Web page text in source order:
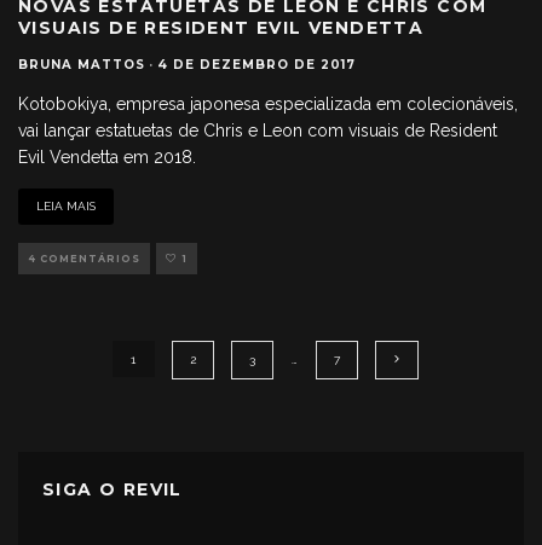
NOVAS ESTATUETAS DE LEON E CHRIS COM
VISUAIS DE RESIDENT EVIL VENDETTA
BRUNA MATTOS · 4 DE DEZEMBRO DE 2017
Kotobokiya, empresa japonesa especializada em colecionáveis,
vai lançar estatuetas de Chris e Leon com visuais de Resident
Evil Vendetta em 2018.
LEIA MAIS
4 COMENTÁRIOS 1
1 2 3 7
SIGA O REVIL